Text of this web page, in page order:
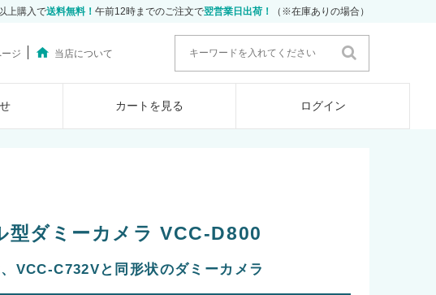
上購入で送料無料！ 午前12時までのご注文で翌営業日出荷！ （※在庫ありの場合）
ジ 当店について
カートを見る ログイン
型ダミーカメラ VCC-D800
VCC-C732Vと同形状のダミーカメラ